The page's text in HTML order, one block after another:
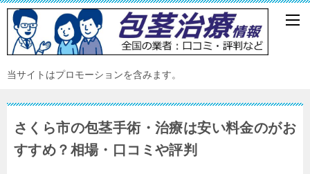
当サイトはプロモーションを含みます。
さくら市の包茎手術・治療は安い料金のがお
すすめ？相場・口コミや評判